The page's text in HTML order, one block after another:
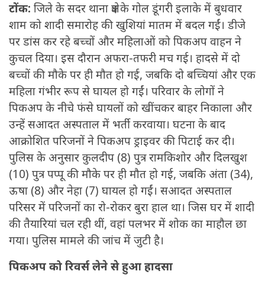
टोंक: जिले के सदर थाना क्षेत्र के गोल डूंगरी इलाके में बुधवार
शाम को शादी समारोह की खुशियां मातम में बदल गईं। डीजे
पर डांस कर रहे बच्चों और महिलाओं को पिकअप वाहन ने
कुचल दिया। इस दौरान अफरा-तफरी मच गई। हादसे में दो
बच्चों की मौके पर ही मौत हो गई, जबकि दो बच्चियां और एक
महिला गंभीर रूप से घायल हो गईं। परिवार के लोगों ने
पिकअप के नीचे फंसे घायलों को खींचकर बाहर निकाला और
उन्हें सआदत अस्पताल में भर्ती करवाया। घटना के बाद
आक्रोशित परिजनों ने पिकअप ड्राइवर की पिटाई कर दी।
पुलिस के अनुसार कुलदीप (8) पुत्र रामकिशोर और दिलखुश
(10) पुत्र पप्पू की मौके पर ही मौत हो गई, जबकि अंता (34),
ऊषा (8) और नेहा (7) घायल हो गईं। सआदत अस्पताल
परिसर में परिजनों का रो-रोकर बुरा हाल था। जिस घर में शादी
की तैयारियां चल रही थीं, वहां पलभर में शोक का माहौल छा
गया। पुलिस मामले की जांच में जुटी है।
पिकअप को रिवर्स लेने से हुआ हादसा